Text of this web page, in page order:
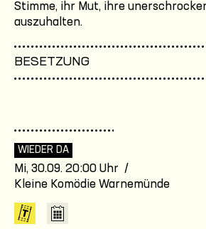
Stimme, ihr Mut, ihre
auszuhalten.
BESETZUNG
WIEDER DA
Mi, 30.09. 20:00 Uhr /
Kleine Komödie Warnemünde